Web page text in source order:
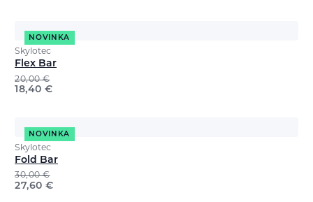
NOVINKA
Skylotec
Flex Bar
20,00€
18,40 €
NOVINKA
Skylotec
Fold Bar
30,00€
27,60 €